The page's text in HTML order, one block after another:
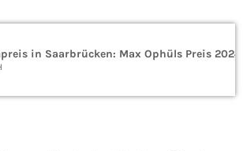
in Saarbrücken: Max Ophüls Preis 2024